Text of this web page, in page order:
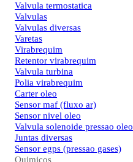
Valvula termostatica
Valvulas
Valvulas diversas
Varetas
Virabrequim
Retentor virabrequim
Valvula turbina
Polia virabrequim
Carter oleo
Sensor maf (fluxo ar)
Sensor nivel oleo
Valvula solenoide pressao oleo
Juntas diversas
Sensor egps (pressao gases)
Quimicos